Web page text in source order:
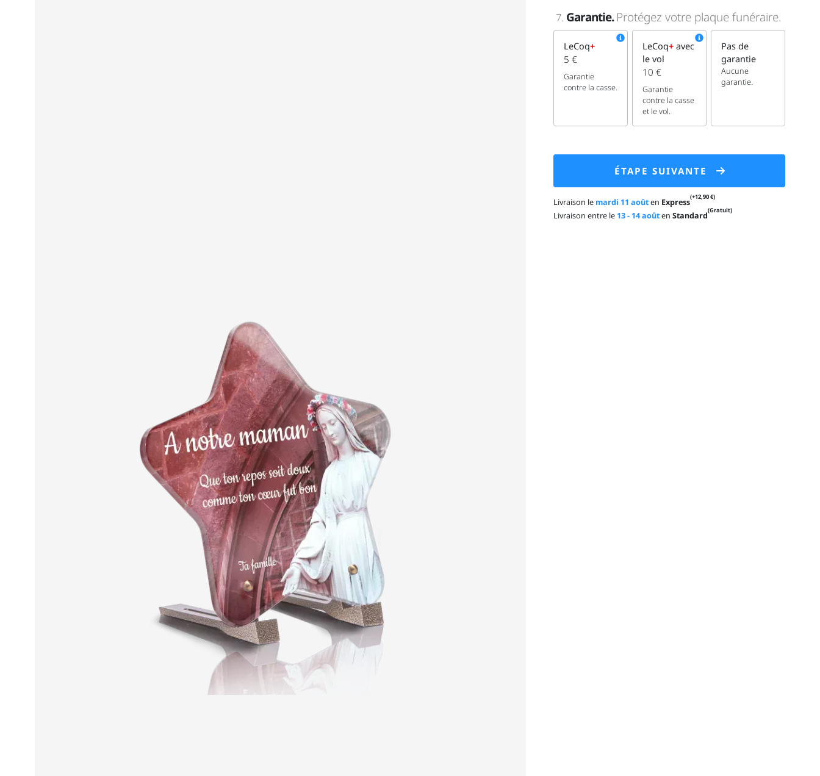
7. Garantie. Protégez votre plaque funéraire.
LeCoq+
5 €
Garantie
contre la casse.
LeCoq+avec
le vol
10 €
Garantie
contre la casse
et le vol.
Pas de
garantie
Aucune
garantie.
ÉTAPE SUIVANTE
Livraison le mardi 11 aoûten Express(+12,90 €)
Livraison entre le 13 - 14 aoûtenStandard(Gratuit)